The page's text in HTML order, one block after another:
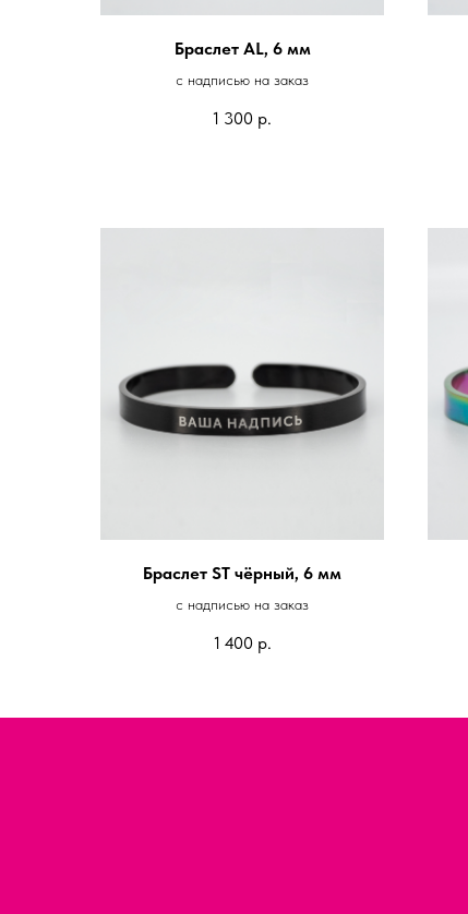
Браслет AL, 6 мм
с надписью на заказ
1 300 р.
Браслет ST чёрный, 6 мм
с надписью на заказ
1 400 р.